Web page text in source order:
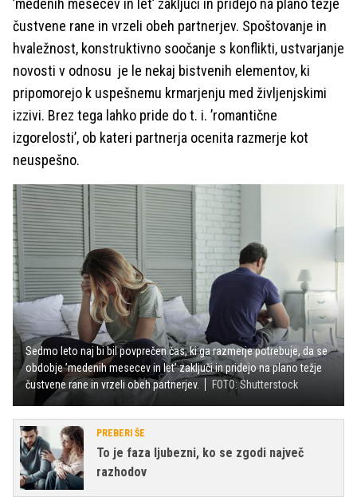
’medenih mesecev in let’ zaključi in pridejo na plano težje
čustvene rane in vrzeli obeh partnerjev. Spoštovanje in
hvaležnost, konstruktivno soočanje s konflikti, ustvarjanje
novosti v odnosu je le nekaj bistvenih elementov, ki
pripomorejo k uspešnemu krmarjenju med življenjskimi
izzivi. Brez tega lahko pride do t. i. ’romantične
izgorelosti’, ob kateri partnerja ocenita razmerje kot
neuspešno.
Sedmo leto naj bi bil povprečen čas, ki ga razmerje potrebuje, da se
obdobje ’medenih mesecev in let’ zaključi in pridejo na plano težje
čustvene rane in vrzeli obeh partnerjev.
FOTO: Shutterstock
PREBERI ŠE
To je faza ljubezni, ko se zgodi največ
razhodov